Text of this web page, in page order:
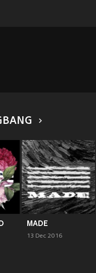
MADE
13 Dec 2016